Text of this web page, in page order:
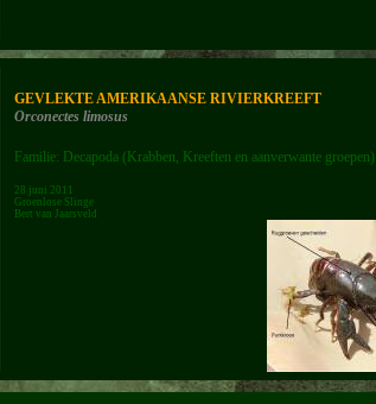
GEVLEKTE AMERIKAANSE RIVIERKREEFT
Orconectes limosus
Familie: Decapoda (Krabben, Kreeften en aanverwante groepen)
28 juni 2011
Groenlose Slinge
Bert van Jaarsveld